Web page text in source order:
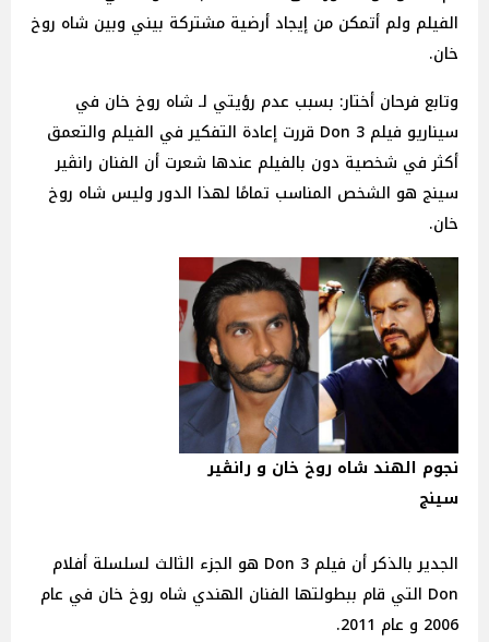
الفيلم ولم أتمكن من إيجاد أرضية مشتركة بيني وبين شاه روخ
خان.
وتابع فرحان أختار: بسبب عدم رؤيتي لـ شاه روخ خان في
سيناريو فيلم Don 3 قررت إعادة التفكير في الفيلم والتعمق
أكثر في شخصية دون بالفيلم عندها شعرت أن الفنان رانڤير
سينج هو الشخص المناسب تمامًا لهذا الدور وليس شاه روخ
خان.
نجوم الهند شاه روخ خان و رانڤير
سينج
الجدير بالذكر أن فيلم 3 Don هو الجزء الثالث لسلسلة أفلام
Don التي قام ببطولتها الفنان الهندي شاه روخ خان في عام
2006 و عام 2011.